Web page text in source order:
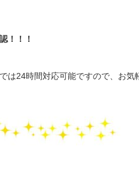
！！！
は24時間対応可能ですので、お気